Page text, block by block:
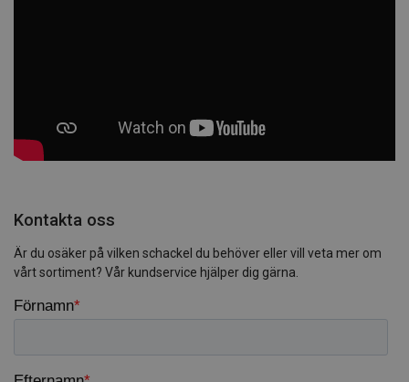
Kontakta oss
Är du osäker på vilken schackel du behöver eller vill veta mer om
vårt sortiment? Vår kundservice hjälper dig gärna.